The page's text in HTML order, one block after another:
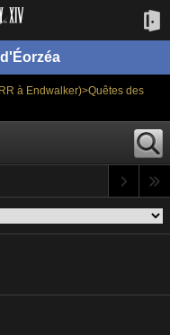
à Endwalker)>Quêtes des